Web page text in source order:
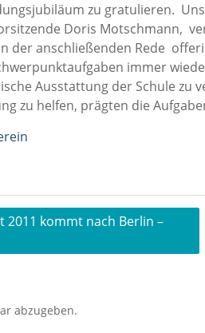
zu gratulieren.
Doris Motschmann,
der anschließenden Rede
immer
Ausstattung der Schule
zu helfen, prägten die
2011 kommt nach Berlin –
abzugeben.